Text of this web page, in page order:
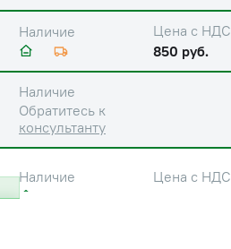
Наличие
Цена с НДС
850 руб.
Наличие
Обратитесь к
консультанту
Наличие
Цена с НДС